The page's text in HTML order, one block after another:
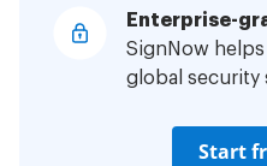
Enterprise-
SignNow
global security
Start